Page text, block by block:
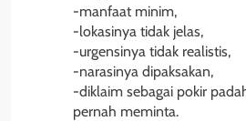
-manfaat minim,
-lokasinya tidak jelas,
-urgensinya tidak realistis,
-narasinya dipaksakan,
-diklaim sebagai pokir
pernah meminta.